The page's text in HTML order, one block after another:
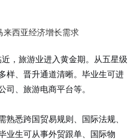
西亚经济增长需求
，旅游业进入黄金期。从五星级
样、晋升通道清晰。毕业生可进
司、旅游电商平台等。
悉跨国贸易规则、国际法规、
业生可从事外贸跟单、国际物